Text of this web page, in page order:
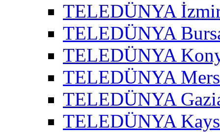
TELEDÜNYA
TELEDÜNYA
TELEDÜNYA
TELEDÜNYA
TELEDÜNYA
TELEDÜNYA